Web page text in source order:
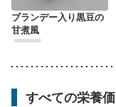
ブランデー入り黒豆の
甘煮風
すべての栄養価